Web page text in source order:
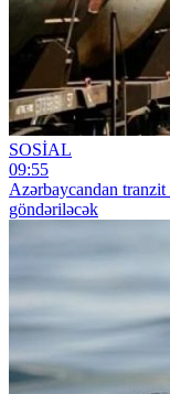
SOSİAL
09:55
Azərbaycandan
göndəriləcək